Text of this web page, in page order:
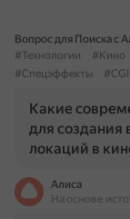
Вопрос для Поиска с
#Технологии
#Кино
#Спецэффекты
#CGI
Какие
для создания
локаций в
Алиса
На основе